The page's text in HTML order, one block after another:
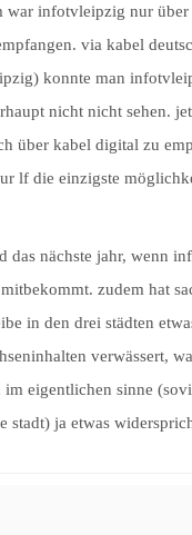
war infotvleipzig nur
via kabel
konnte man
nicht nicht sehen.
über kabel digital zu
lf die einzigste
das nächste jahr, wenn
zudem hat
in den drei städten
verwässert,
im eigentlichen sinne
stadt) ja etwas